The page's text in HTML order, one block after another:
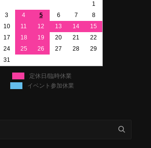
1
3 4 5 6 7
8
10 11 12 13 14
15
17 18 19 20 21
22
24 25 26 27 28
29
31
定休日/臨時休業
イベント参加休業